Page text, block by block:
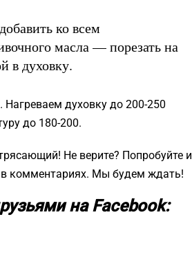
ко всем
масла — порезать на
в духовку.
духовку до 200-250
до 180-200.
Не верите? Попробуйте и
в комментариях. Мы будем ждать!
на Facebook: